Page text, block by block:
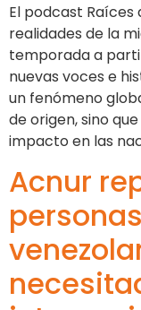
El podcast Raíces
realidades de la
temporada a
nuevas voces e
un fenómeno
de origen, sino
impacto en las
Acnur